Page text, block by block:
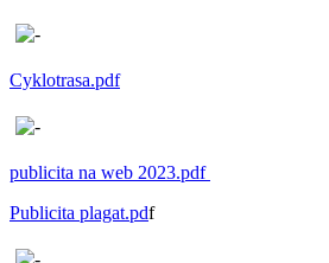
Cyklotrasa.pdf
publicita na web 2023.pdf
Publicita plagat.pdf